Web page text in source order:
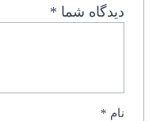
دیدگاه شما *
نام *